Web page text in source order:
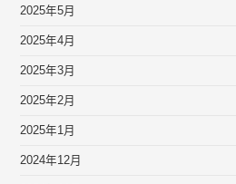
2025年5月
2025年4月
2025年3月
2025年2月
2025年1月
2024年12月